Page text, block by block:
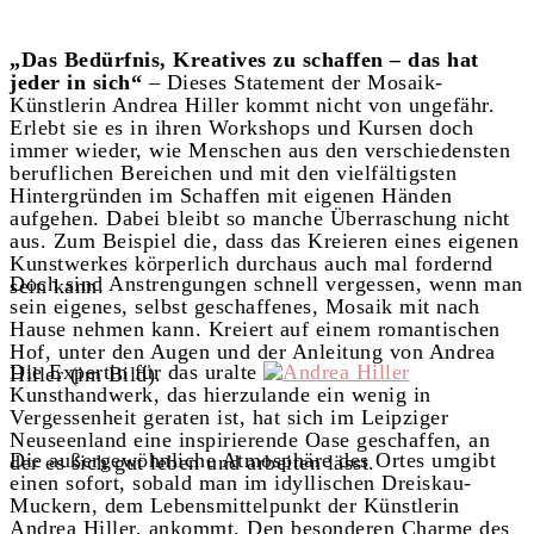
„Das Bedürfnis, Kreatives zu schaffen – das hat
jeder in sich“ – Dieses Statement der Mosaik-
Künstlerin Andrea Hiller kommt nicht von ungefähr.
Erlebt sie es in ihren Workshops und Kursen doch
immer wieder, wie Menschen aus den verschiedensten
beruflichen Bereichen und mit den vielfältigsten
Hintergründen im Schaffen mit eigenen Händen
aufgehen. Dabei bleibt so manche Überraschung nicht
aus. Zum Beispiel die, dass das Kreieren eines eigenen
Kunstwerkes körperlich durchaus auch mal fordernd
sein kann.
Doch sind Anstrengungen schnell vergessen, wenn man
sein eigenes, selbst geschaffenes, Mosaik mit nach
Hause nehmen kann. Kreiert auf einem romantischen
Hof, unter den Augen und der Anleitung von Andrea
Hiller (im Bild).
Die Expertin für das uralte
Kunsthandwerk, das hierzulande ein wenig in
Vergessenheit geraten ist, hat sich im Leipziger
Neuseenland eine inspirierende Oase geschaffen, an
der es sich gut leben und arbeiten lässt.
Die außergewöhnliche Atmosphäre des Ortes umgibt
einen sofort, sobald man im idyllischen Dreiskau-
Muckern, dem Lebensmittelpunkt der Künstlerin
Andrea Hiller, ankommt. Den besonderen Charme des